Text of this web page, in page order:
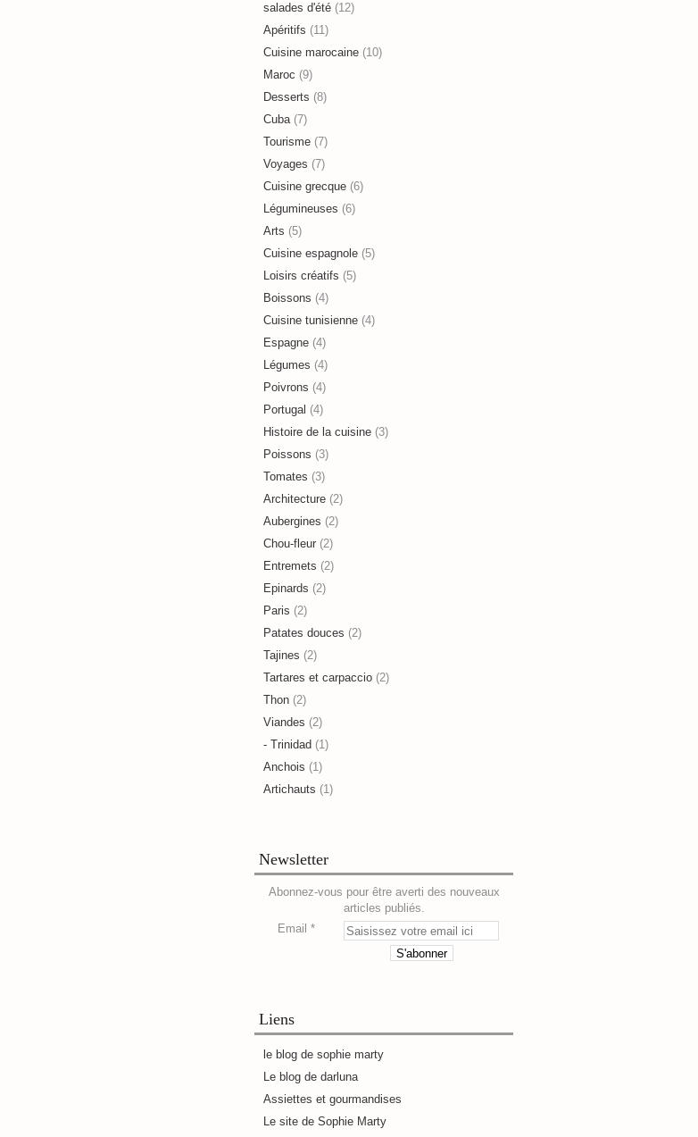
salades d'été (12)
Apéritifs (11)
Cuisine marocaine (10)
Maroc (9)
Desserts (8)
Cuba(7)
Tourisme (7)
Voyages (7)
Cuisine grecque (6)
Légumineuses (6)
Arts (5)
Cuisine espagnole (5)
Loisirs créatifs (5)
Boissons (4)
Cuisine tunisienne (4)
Espagne (4)
Légumes (4)
Poivrons (4)
Portugal (4)
Histoire de la cuisine (3)
Poissons (3)
Tomates (3)
Architecture (2)
Aubergines (2)
Chou-fleur (2)
Entremets (2)
Epinards (2)
Paris (2)
Patates douces (2)
Tajines (2)
Tartares et carpaccio (2)
Thon (2)
Viandes (2)
- Trinidad (1)
Anchois (1)
Artichauts (1)
Newsletter
Abonnez-vous pour être averti des nouveaux
articles publiés.
Email
Liens
le blog de sophie marty
Le blog de darluna
Assiettes et gourmandises
Le site de Sophie Marty